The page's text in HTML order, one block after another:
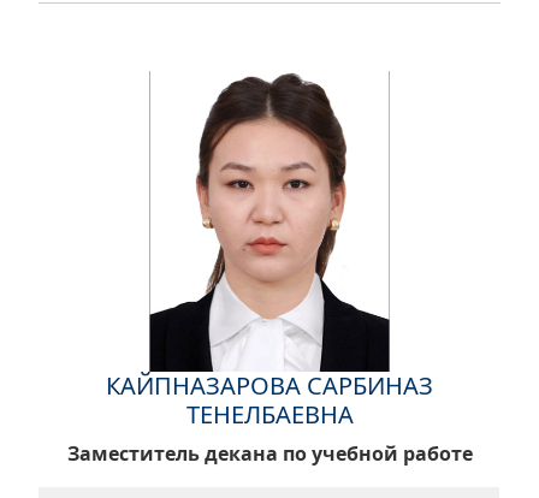
КАЙПНАЗАРОВА САРБИНАЗ
ТЕНЕЛБАЕВНА
Заместитель декана по учебной работе